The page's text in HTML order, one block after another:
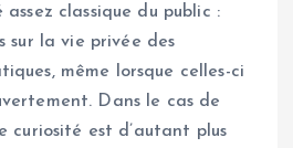
classique du public :
sur la vie privée des
même lorsque celles-ci
Dans le cas de
curiosité est d’autant plus